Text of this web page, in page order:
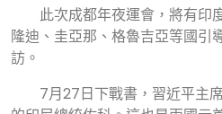
此次成都年夜運會，將有印
隆迪、圭亞那、格魯吉亞等國引
訪。
7月27日下戰書，習近平主